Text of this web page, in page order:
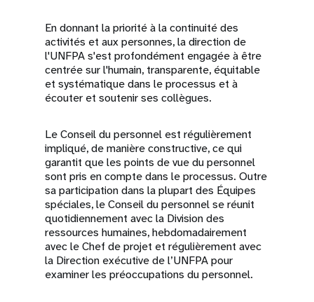
En donnant la priorité à la continuité des
activités et aux personnes, la direction de
l'UNFPA s'est profondément engagée à être
centrée sur l'humain, transparente, équitable
et systématique dans le processus et à
écouter et soutenir ses collègues.
Le Conseil du personnel est régulièrement
impliqué, de manière constructive, ce qui
garantit que les points de vue du personnel
sont pris en compte dans le processus. Outre
sa participation dans la plupart des Équipes
spéciales, le Conseil du personnel se réunit
quotidiennement avec la Division des
ressources humaines, hebdomadairement
avec le Chef de projet et régulièrement avec
la Direction exécutive de l’UNFPA pour
examiner les préoccupations du personnel.